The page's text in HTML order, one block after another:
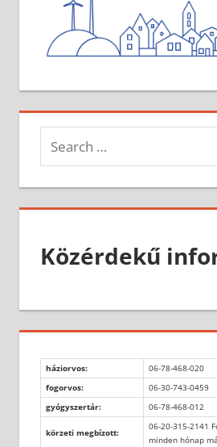
Search
for:
Közérdekű
háziorvos:
06-78-468-020
fogorvos:
06-30-743-0459
gyógyszertár:
06-78-468-012
körzeti megbízott:
06-20-315-2141
minden hónap